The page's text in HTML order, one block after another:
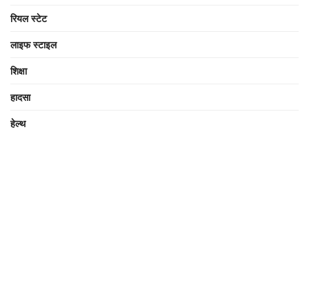
रियल स्टेट
लाइफ स्टाइल
शिक्षा
हादसा
हेल्थ